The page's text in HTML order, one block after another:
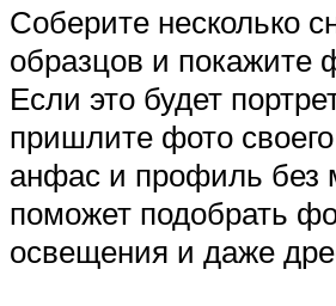
Соберите несколько
образцов и покажите
Если это будет
пришлите фото
анфас и профиль без
поможет подобрать
освещения и даже